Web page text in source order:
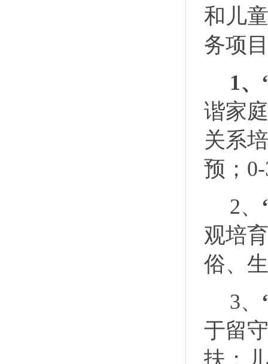
和儿
务项
1、
谐家
关系
预；
2、
观培
俗、
3、
于留
扶；